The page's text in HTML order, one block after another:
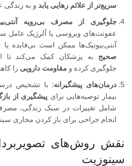
سریع‌تر از علائم رهایی یابد و به زندگی
جلوگیری از مصرف بی‌رویه
عفونت‌های ویروسی یا آلرژیک عامل
آنتی‌بیوتیک‌ها ممکن است بی‌فایده
صحیح به پزشکان کمک می‌کند تا
جلوگیری کرده و مقاومت دارویی را
درمان‌های پیشگیرانه: با تشخیص
بیمار توصیه‌هایی برای پیشگیری از
شامل تغییرات در سبک زندگی،
انجام جراحی برای باز کردن مجاری
نقش روش‌های
سینوزیت